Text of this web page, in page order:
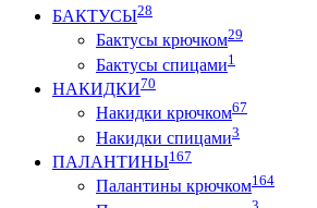
БАКТУСЫ28
Бактусы крючком29
Бактусы спицами1
НАКИДКИ70
Накидки крючком67
Накидки спицами3
ПАЛАНТИНЫ167
Палантины крючком164
3